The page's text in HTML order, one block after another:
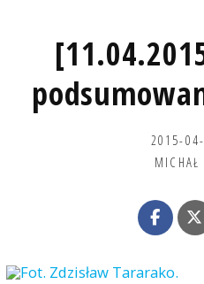
2015-
MICHAŁ